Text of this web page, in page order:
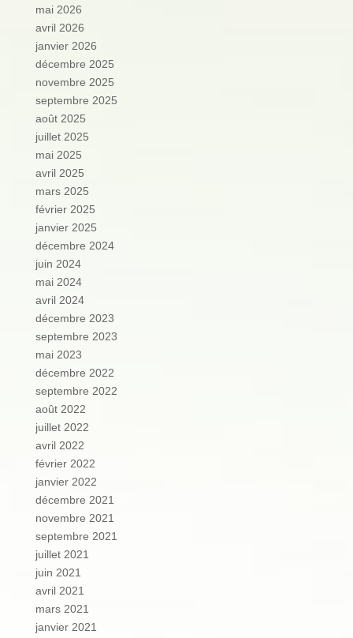
mai 2026
avril 2026
janvier 2026
décembre 2025
novembre 2025
septembre 2025
août 2025
juillet 2025
mai 2025
avril 2025
mars 2025
février 2025
janvier 2025
décembre 2024
juin 2024
mai 2024
avril 2024
décembre 2023
septembre 2023
mai 2023
décembre 2022
septembre 2022
août 2022
juillet 2022
avril 2022
février 2022
janvier 2022
décembre 2021
novembre 2021
septembre 2021
juillet 2021
juin 2021
avril 2021
mars 2021
janvier 2021